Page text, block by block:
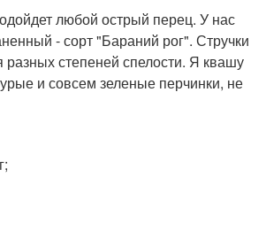
любой острый перец. У нас
- сорт "Бараний рог". Стручки
степеней спелости. Я квашу
и совсем зеленые перчинки, не